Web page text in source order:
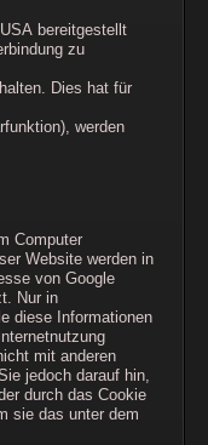
bereitgestellt
zu
Dies hat für
werden
Computer
Website werden in
von Google
Nur in
diese Informationen
mit anderen
jedoch darauf hin,
durch das Cookie
sie das unter dem